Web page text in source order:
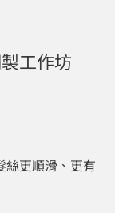
工作坊
絲更順滑、更有